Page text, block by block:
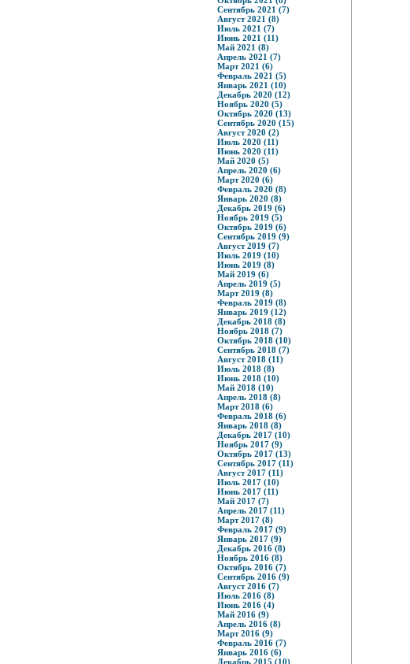
Сентябрь 2021 (7)
Август 2021 (8)
Июль 2021 (7)
Июнь 2021 (11)
Май 2021 (8)
Апрель 2021 (7)
Март 2021 (6)
Февраль 2021 (5)
Январь 2021 (10)
Декабрь 2020 (12)
Ноябрь 2020 (5)
Октябрь 2020 (13)
Сентябрь 2020 (15)
Август 2020 (2)
Июль 2020 (11)
Июнь 2020 (11)
Май 2020 (5)
Апрель 2020 (6)
Март 2020 (6)
Февраль 2020 (8)
Январь 2020 (8)
Декабрь 2019 (6)
Ноябрь 2019 (5)
Октябрь 2019 (6)
Сентябрь 2019 (9)
Август 2019 (7)
Июль 2019 (10)
Июнь 2019 (8)
Май 2019 (6)
Апрель 2019 (5)
Март 2019 (8)
Февраль 2019 (8)
Январь 2019 (12)
Декабрь 2018 (8)
Ноябрь 2018 (7)
Октябрь 2018 (10)
Сентябрь 2018 (7)
Август 2018 (11)
Июль 2018 (8)
Июнь 2018 (10)
Май 2018 (10)
Апрель 2018 (8)
Март 2018 (6)
Февраль 2018 (6)
Январь 2018 (8)
Декабрь 2017 (10)
Ноябрь 2017 (9)
Октябрь 2017 (13)
Сентябрь 2017 (11)
Август 2017 (11)
Июль 2017 (10)
Июнь 2017 (11)
Май 2017 (7)
Апрель 2017 (11)
Март 2017 (8)
Февраль 2017 (9)
Январь 2017 (9)
Декабрь 2016 (8)
Ноябрь 2016 (8)
Октябрь 2016 (7)
Сентябрь 2016 (9)
Август 2016 (7)
Июль 2016 (8)
Июнь 2016 (4)
Май 2016 (9)
Апрель 2016 (8)
Март 2016 (9)
Февраль 2016 (7)
Январь 2016 (6)
Декабрь 2015 (10)